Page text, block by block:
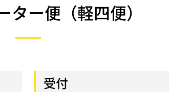
ター便（軽四便）
受付